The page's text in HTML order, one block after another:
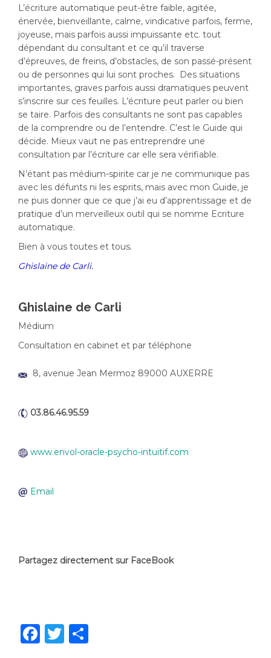
L’écriture automatique peut-être faible, agitée,
énervée, bienveillante, calme, vindicative parfois, ferme,
joyeuse, mais parfois aussi impuissante etc. tout
dépendant du consultant et ce qu’il traverse
d’épreuves, de freins, d’obstacles, de son passé-présent
ou de personnes qui lui sont proches. Des situations
importantes, graves parfois aussi dramatiques peuvent
s’inscrire sur ces feuilles. L’écriture peut parler ou bien
se taire. Parfois des consultants ne sont pas capables
de la comprendre ou de l’entendre. C’est le Guide qui
décide. Mieux vaut ne pas entreprendre une
consultation par l’écriture car elle sera vérifiable.
N’étant pas médium-spirite car je ne communique pas
avec les défunts ni les esprits, mais avec mon Guide, je
ne puis donner que ce que j’ai eu d’apprentissage et de
pratique d’un merveilleux outil qui se nomme Ecriture
automatique.
Bien à vous toutes et tous.
Ghislaine de Carli.
Ghislaine de Carli
Médium
Consultation en cabinet et par téléphone
8, avenue Jean Mermoz 89000 AUXERRE
03.86.46.95.59
www.envol-oracle-psycho-intuitif.com
Email
Partagez directement sur FaceBook
Facebook
Twitter